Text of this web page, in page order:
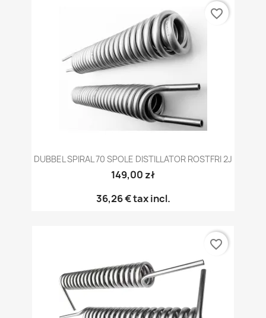
DUBBEL SPIRAL 70 SPOLE DISTILLATOR ROSTFRI 2J
149,00 zł
36,26 €tax incl.
favorite_border
favorite_border